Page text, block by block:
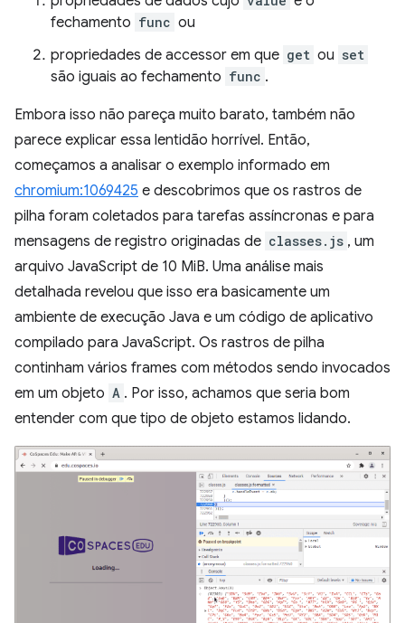
fechamento func ou
propriedades de accessor em que get ou set
são iguais ao fechamento func .
Embora isso não pareça muito barato, também não
parece explicar essa lentidão horrível. Então,
começamos a analisar o exemplo informado em
chromium:1069425 e descobrimos que os rastros de
pilha foram coletados para tarefas assíncronas e para
mensagens de registro originadas de classes.js , um
arquivo JavaScript de 10 MiB. Uma análise mais
detalhada revelou que isso era basicamente um
ambiente de execução Java e um código de aplicativo
compilado para JavaScript. Os rastros de pilha
continham vários frames com métodos sendo invocados
em um objeto A . Por isso, achamos que seria bom
entender com que tipo de objeto estamos lidando.